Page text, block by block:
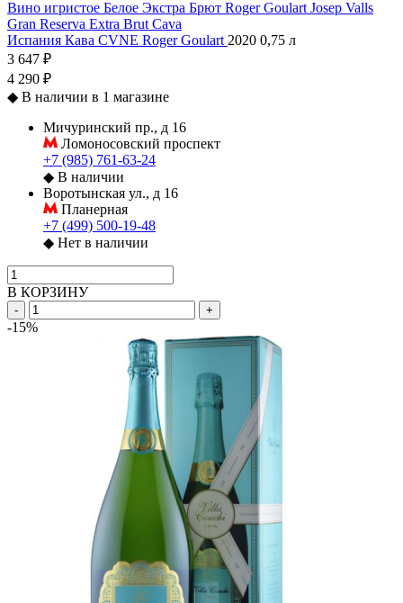
Вино игристое Белое Экстра Брют Roger Goulart Josep Valls
Gran Reserva Extra Brut Cava
Испания Кава CVNE Roger Goulart 2020 0,75 л
3 647 ₽
4 290 ₽
◆ В наличии в 1 магазине
Мичуринский пр., д 16
Ломоносовский проспект
+7 (985) 761-63-24
◆ В наличии
Воротынская ул., д 16
Планерная
+7 (499) 500-19-48
◆ Нет в наличии
В КОРЗИНУ
- +
-15%